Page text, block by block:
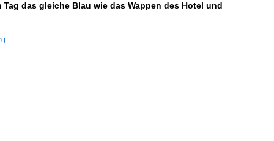
das gleiche Blau wie das Wappen des Hotel und